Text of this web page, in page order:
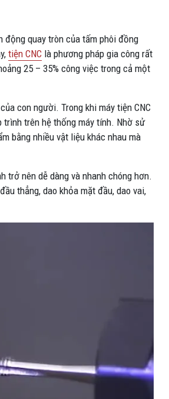
quay tròn của tấm phôi đồng
tiện CNC là phương pháp gia công rất
25 – 35% công việc trong cả một
con người. Trong khi máy tiện CNC
trình trên hệ thống máy tính. Nhờ sử
bằng nhiều vật liệu khác nhau mà
trở nên dễ dàng và nhanh chóng hơn.
thẳng, dao khỏa mặt đầu, dao vai,